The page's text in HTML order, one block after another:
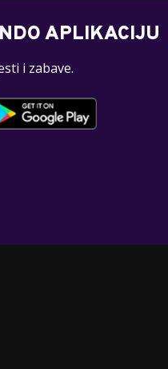
APLIKACIJU
i zabave.